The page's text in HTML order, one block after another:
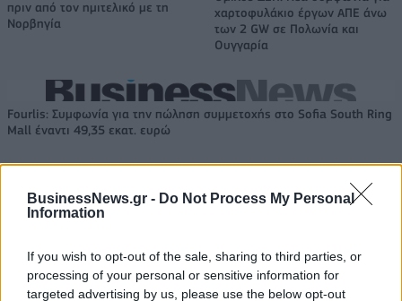
BusinessNews.gr - Do Not Process My Personal
Information
If you wish to opt-out of the sale, sharing to third parties, or
processing of your personal or sensitive information for
targeted advertising by us, please use the below opt-out
πριν από τον ημιτελικό με τη
Νορβηγία
χαρτοφυλάκιο έργων ΑΠΕ άνω
των 2 GW σε Πολωνία και
Ουγγαρία
Fourlis: Συμφωνία για την πώληση συμμετοχής στο Sofia South Ring
Mall έναντι 49,35 εκατ. ευρώ
Χρηματιστήριο Αθηνών:
κέρδη 23,31% από τις αρχές
ΣΚΑΪ: Ολοκληρώθηκε η θητεία